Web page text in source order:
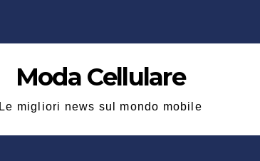
Moda Cellulare
Le migliori news sul mondo mobile